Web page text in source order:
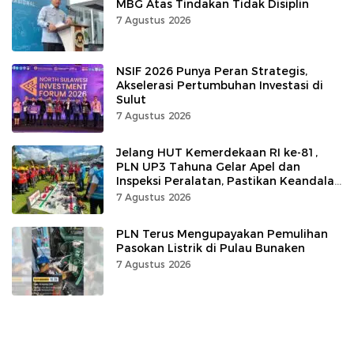
MBG Atas Tindakan Tidak Disiplin
7 Agustus 2026
NSIF 2026 Punya Peran Strategis,
Akselerasi Pertumbuhan Investasi di
Sulut
7 Agustus 2026
Jelang HUT Kemerdekaan RI ke-81,
PLN UP3 Tahuna Gelar Apel dan
Inspeksi Peralatan, Pastikan Keandalan
Listrik
7 Agustus 2026
PLN Terus Mengupayakan Pemulihan
Pasokan Listrik di Pulau Bunaken
7 Agustus 2026